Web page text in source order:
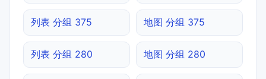
列表 分组 375 地图 分组 375
列表 分组 280 地图 分组 280